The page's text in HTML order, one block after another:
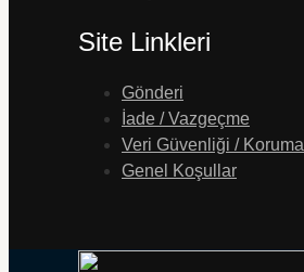
Site Linkleri
Gönderi
İade / Vazgeçme
Veri Güvenliği / Koruma
Genel Koşullar